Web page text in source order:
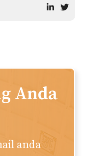
Anda
anda